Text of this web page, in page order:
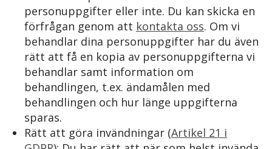
personuppgifter eller inte. Du kan skicka en
förfrågan genom att kontakta oss. Om vi
behandlar dina personuppgifter har du även
rätt att få en kopia av personuppgifterna vi
behandlar samt information om
behandlingen, t.ex. ändamålen med
behandlingen och hur länge uppgifterna
sparas.
Rätt att göra invändningar (Artikel 21 i